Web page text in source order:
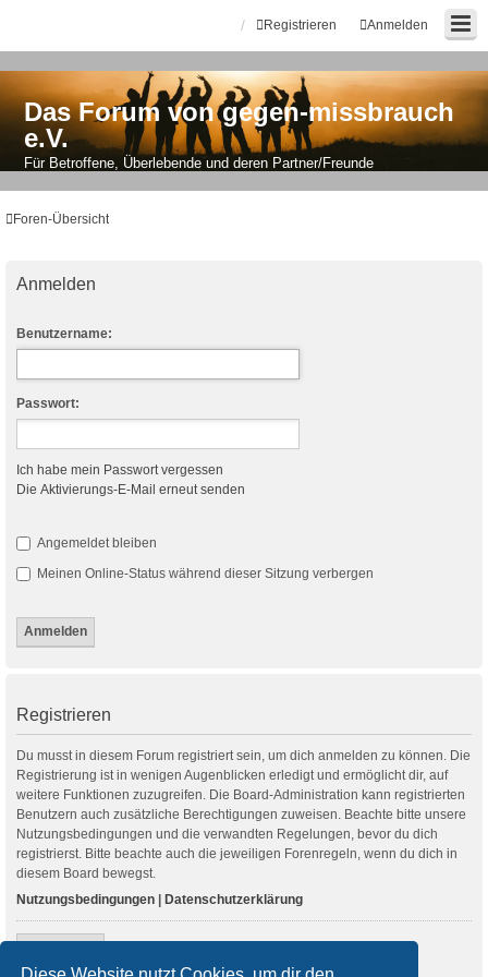
Anmelden
Registrieren
Das Forum von gegen-missbrauch
e.V.
Für Betroffene, Überlebende und deren Partner/Freunde
Foren-Übersicht
Anmelden
Benutzername:
Passwort:
Ich habe mein Passwort vergessen
Die Aktivierungs-E-Mail erneut senden
Angemeldet bleiben
Meinen Online-Status während dieser Sitzung verbergen
Registrieren
Du musst in diesem Forum registriert sein, um dich anmelden zu können. Die
Registrierung ist in wenigen Augenblicken erledigt und ermöglicht dir, auf
weitere Funktionen zuzugreifen. Die Board-Administration kann registrierten
Benutzern auch zusätzliche Berechtigungen zuweisen. Beachte bitte unsere
Nutzungsbedingungen und die verwandten Regelungen, bevor du dich
registrierst. Bitte beachte auch die jeweiligen Forenregeln, wenn du dich in
diesem Board bewegst.
Nutzungsbedingungen | Datenschutzerklärung